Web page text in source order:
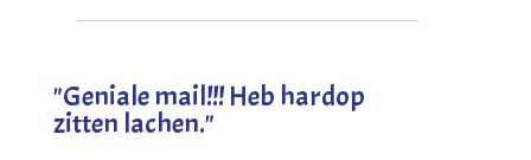
"Geniale mail!!! Heb hardop
zitten lachen."